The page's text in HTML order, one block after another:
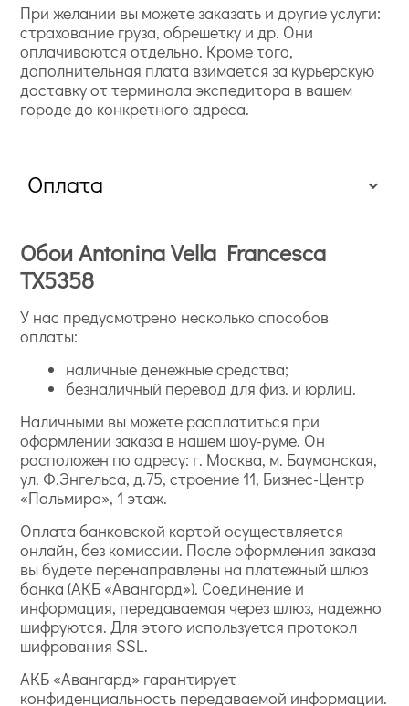
При желании вы можете заказать и другие услуги:
страхование груза, обрешетку и др. Они
оплачиваются отдельно. Кроме того,
дополнительная плата взимается за курьерскую
доставку от терминала экспедитора в вашем
городе до конкретного адреса.
Оплата
Обои Antonina Vella Francesca
TX5358
У нас предусмотрено несколько способов
оплаты:
наличные денежные средства;
безналичный перевод для физ. и юрлиц.
Наличными вы можете расплатиться при
оформлении заказа в нашем шоу-руме. Он
расположен по адресу: г. Москва, м. Бауманская,
ул. Ф.Энгельса, д.75, строение 11, Бизнес-Центр
«Пальмира», 1 этаж.
Оплата банковской картой осуществляется
онлайн, без комиссии. После оформления заказа
вы будете перенаправлены на платежный шлюз
банка (АКБ «Авангард»). Соединение и
информация, передаваемая через шлюз, надежно
шифруются. Для этого используется протокол
шифрования SSL.
АКБ «Авангард» гарантирует
конфиденциальность передаваемой информации.